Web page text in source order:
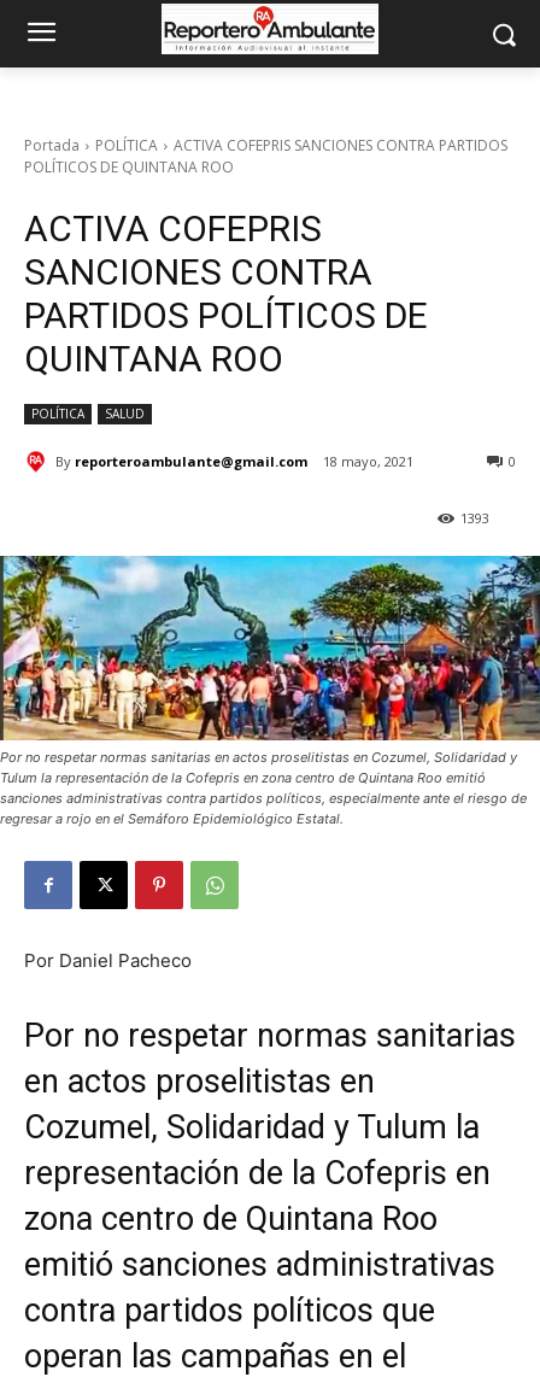
Portada POLÍTICA
ACTIVA COFEPRIS SANCIONES CONTRA PARTIDOS
POLÍTICOS DE QUINTANA ROO
ACTIVA COFEPRIS
SANCIONES CONTRA
PARTIDOS POLÍTICOS DE
QUINTANA ROO
POLÍTICA SALUD
By reporteroambulante@gmail.com 18 mayo, 2021 0
1393
Por no respetar normas sanitarias en actos proselitistas en Cozumel, Solidaridad y
Tulum la representación de la Cofepris en zona centro de Quintana Roo emitió
sanciones administrativas contra partidos políticos, especialmente ante el riesgo de
regresar a rojo en el Semáforo Epidemiológico Estatal.
Por Daniel Pacheco
Por no respetar normas sanitarias
en actos proselitistas en
Cozumel, Solidaridad y Tulum la
representación de la Cofepris en
zona centro de Quintana Roo
emitió sanciones administrativas
contra partidos políticos que
operan las campañas en el